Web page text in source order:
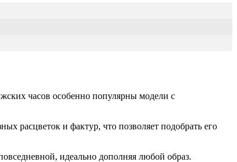
часов особенно популярны модели с
расцветок и фактур, что позволяет подобрать его
идеально дополняя любой образ.